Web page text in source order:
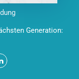
Generation: